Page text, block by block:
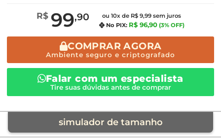
R$ 99,90
ou 10x de R$ 9,99 sem juros
No PIX: R$ 96,90 (3% OFF)
COMPRAR AGORA
Ambiente seguro e criptografado
Falar com um especialista
Tire suas dúvidas antes de comprar
simulador de tamanho